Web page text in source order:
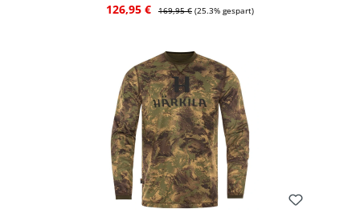
Verkaufspreis:
126,95 € Regulärer Preis:
169,95 € (25.3% gespart)